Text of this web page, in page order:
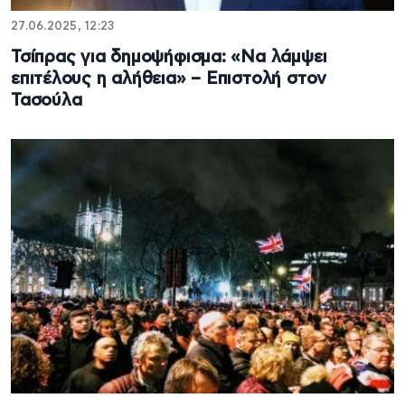
27.06.2025, 12:23
Τσίπρας για δημοψήφισμα: «Να λάμψει
επιτέλους η αλήθεια» – Επιστολή στον
Τασούλα